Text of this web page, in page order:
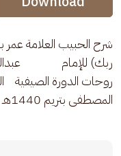
شرح الحبيب العلامة
ربك) للإمام
روحات الدورة الصيفية
المصطفى بتريم 1440هـ